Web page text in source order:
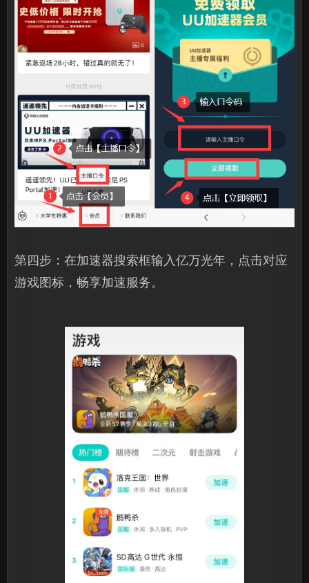
第四步：在加速器搜索框输入亿万光年，点击对应
游戏图标，畅享加速服务。